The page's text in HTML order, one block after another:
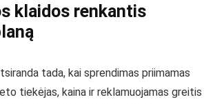
klaidos renkantis
tada, kai sprendimas priimamas
tiekėjas, kaina ir reklamuojamas greitis